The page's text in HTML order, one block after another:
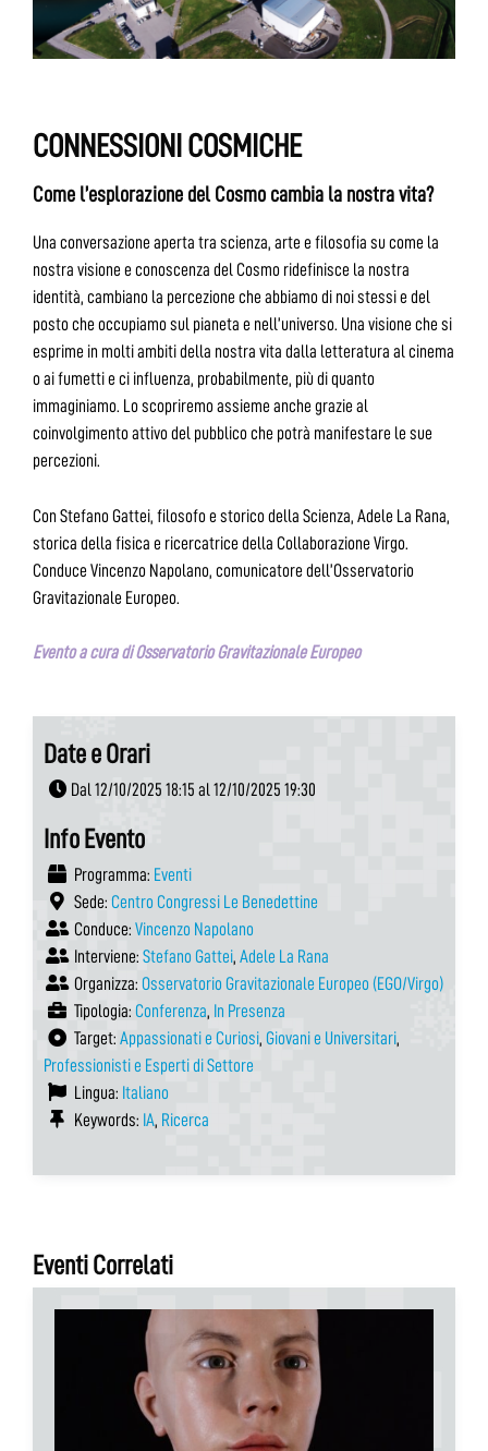
CONNESSIONI COSMICHE
Come l’esplorazione del Cosmo cambia la nostra vita?
Una conversazione aperta tra scienza, arte e filosofia su come la
nostra visione e conoscenza del Cosmo ridefinisce la nostra
identità, cambiano la percezione che abbiamo di noi stessi e del
posto che occupiamo sul pianeta e nell’universo. Una visione che si
esprime in molti ambiti della nostra vita dalla letteratura al cinema
o ai fumetti e ci influenza, probabilmente, più di quanto
immaginiamo. Lo scopriremo assieme anche grazie al
coinvolgimento attivo del pubblico che potrà manifestare le sue
percezioni.
Con Stefano Gattei, filosofo e storico della Scienza, Adele La Rana,
storica della fisica e ricercatrice della Collaborazione Virgo.
Conduce Vincenzo Napolano, comunicatore dell’Osservatorio
Gravitazionale Europeo.
Evento a cura di Osservatorio Gravitazionale Europeo
Date e Orari
Dal 12/10/2025 18:15 al 12/10/2025 19:30
Info Evento
Programma: Eventi
Sede: Centro Congressi Le Benedettine
Conduce: Vincenzo Napolano
Interviene: Stefano Gattei, Adele La Rana
Organizza: Osservatorio Gravitazionale Europeo (EGO/Virgo)
Tipologia: Conferenza, In Presenza
Target: Appassionati e Curiosi, Giovani e Universitari,
Professionisti e Esperti di Settore
Lingua: Italiano
Keywords: IA, Ricerca
Eventi Correlati